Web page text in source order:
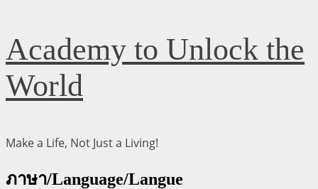
Skip
to
content
Academy to Unlock the
World
Make a Life, Not Just a Living!
ภาษา/Language/Langue